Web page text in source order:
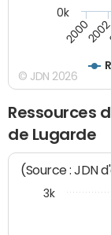
2000
0k
© JDN 2026
Ressources
de Lugarde
(Source : JDN
3k